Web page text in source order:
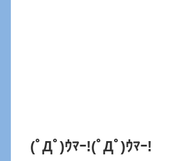
(ﾟДﾟ)ｳﾏｰ!(ﾟДﾟ)ｳﾏｰ!